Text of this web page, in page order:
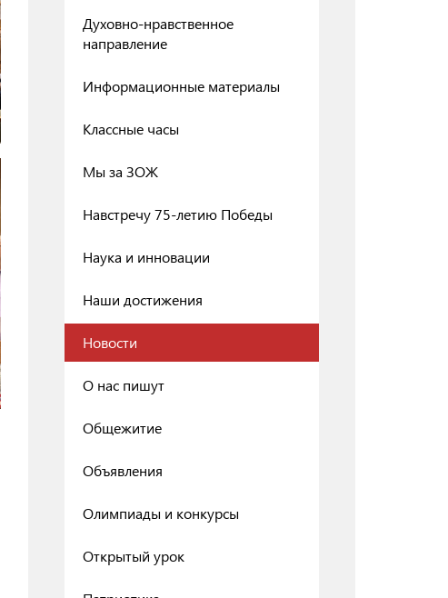
Духовно-нравственное
направление
Информационные материалы
Классные часы
Мы за ЗОЖ
Навстречу 75-летию Победы
Наука и инновации
Наши достижения
Новости
О нас пишут
Общежитие
Объявления
Олимпиады и конкурсы
Открытый урок